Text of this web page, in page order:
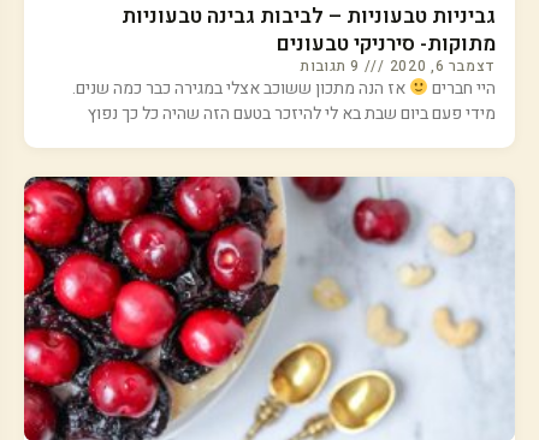
גביניות טבעוניות – לביבות גבינה טבעוניות
מתוקות- סירניקי טבעונים
דצמבר 6, 2020
היי חברים
אז הנה מתכון ששוכב אצלי במגירה כבר כמה שנים.
מידי פעם ביום שבת בא לי להיזכר בטעם הזה שהיה כל כך נפוץ